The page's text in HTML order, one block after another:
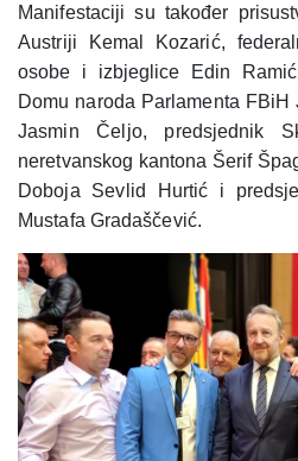
Manifestaciji su također
Austriji Kemal Kozarić,
osobe i izbjeglice Edin
Domu naroda Parlamenta
Jasmin Čeljo, predsjednik
neretvanskog kantona Šerif
Doboja Sevlid Hurtić i
Mustafa Gradaščević.